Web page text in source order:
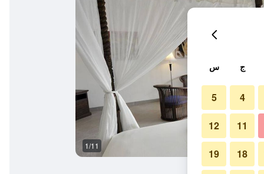
1/11
ج س
4
5
11
12
18
19